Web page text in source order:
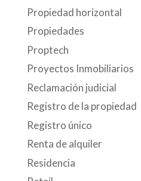
Propiedad horizontal
Propiedades
Proptech
Proyectos Inmobiliarios
Reclamación judicial
Registro de la propiedad
Registro único
Renta de alquiler
Residencia